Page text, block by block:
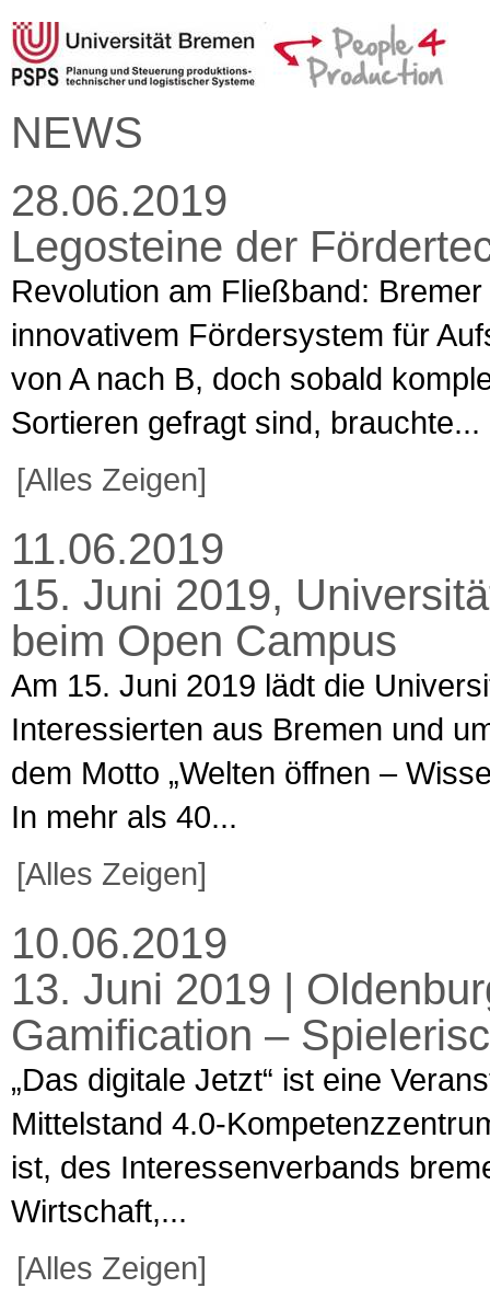
NEWS
28.06.2019
Legosteine der
Revolution am Fließband:
innovativem Fördersystem für
von A nach B, doch sobald
Sortieren gefragt sind, brauchte...
[Alles Zeigen]
11.06.2019
15. Juni 2019,
beim Open Campus
Am 15. Juni 2019 lädt die
Interessierten aus Bremen und
dem Motto „Welten öffnen –
In mehr als 40...
[Alles Zeigen]
10.06.2019
13. Juni 2019 |
Gamification –
„Das digitale Jetzt“ ist eine
Mittelstand 4.0-
ist, des Interessenverbands
Wirtschaft,...
[Alles Zeigen]